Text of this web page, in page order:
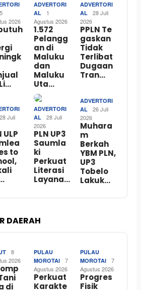
5
2026
ADVERTORI
AL
1
Agustus 2026
1.572
Pelangg
an di
Maluku
dan
Maluku
Uta…
ADVERTORI
AL
28 Juli
2026
PPLN Te
gaskan
Tidak
Terlibat
Dugaan
Tran…
28 Juli
ULP
to
ADVERTORI
AL
28 Juli
2026
PLN UP3
Saumla
ki
Perkuat
Literasi
Layana…
ADVERTORI
AL
26 Juli
2026
Muhara
m
Berkah
YBM PLN,
UP3
Tobelo
Lakuk…
DAERAH
8
2026
di
PULAU
MOROTAI
7
Agustus 2026
Perkuat
Karakte
PULAU
MOROTAI
7
Agustus 2026
Progres
Fisik